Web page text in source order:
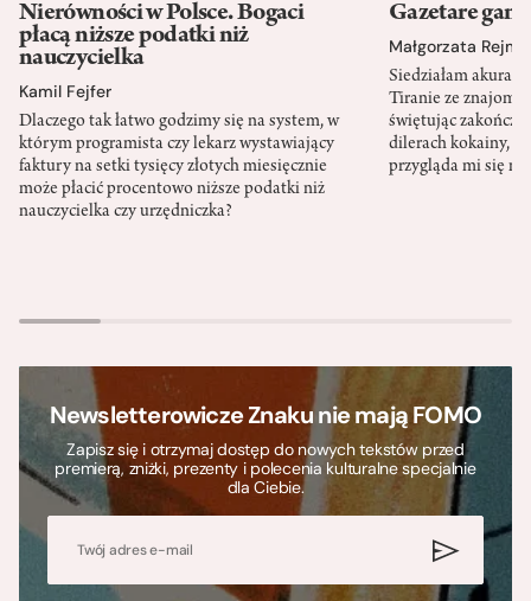
Nierówności w Polsce. Bogaci
płacą niższe podatki niż
nauczycielka
Kamil Fejfer
Dlaczego tak łatwo godzimy się na system, w
którym programista czy lekarz wystawiający
faktury na setki tysięcy złotych miesięcznie
może płacić procentowo niższe podatki niż
nauczycielka czy urzędniczka?
Gazetare
Małgorzata
Siedziałam akurat
Tiranie ze
świętując
dilerach kokainy,
przygląda mi się
Newsletterowicze Znaku nie mają FOMO
Zapisz się i otrzymaj dostęp do nowych tekstów przed
premierą, zniżki, prezenty i polecenia kulturalne specjalnie
dla Ciebie.